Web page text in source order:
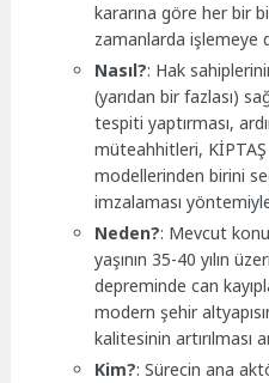
kararına göre her bir
zamanlarda işlemeye
Nasıl?: Hak
(yarıdan bir fazlası)
tespiti yaptırması,
müteahhitleri,
modellerinden birini
imzalaması
Neden?: Mevcut
yaşının 35-40 yılın
depreminde can
modern şehir
kalitesinin artırılması
Kim?: Sürecin ana